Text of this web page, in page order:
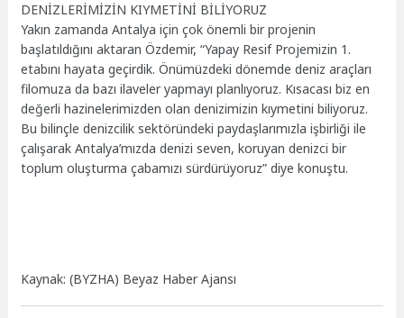
DENİZLERİMİZİN KIYMETİNİ BİLİYORUZ
Yakın zamanda Antalya için çok önemli bir projenin
başlatıldığını aktaran Özdemir, “Yapay Resif Projemizin 1.
etabını hayata geçirdik. Önümüzdeki dönemde deniz araçları
filomuza da bazı ilaveler yapmayı planlıyoruz. Kısacası biz en
değerli hazinelerimizden olan denizimizin kıymetini biliyoruz.
Bu bilinçle denizcilik sektöründeki paydaşlarımızla işbirliği ile
çalışarak Antalya’mızda denizi seven, koruyan denizci bir
toplum oluşturma çabamızı sürdürüyoruz” diye konuştu.
Kaynak: (BYZHA) Beyaz Haber Ajansı